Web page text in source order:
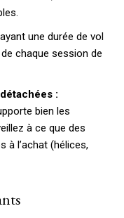
une durée de vol
chaque session de
:
bien les
à ce que des
à l’achat (hélices,